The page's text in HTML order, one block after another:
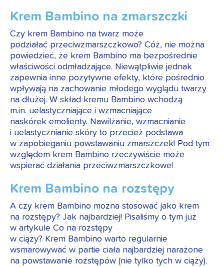
Krem Bambino na zmarszczki
Czy krem Bambino na twarz może
podziałać przeciwzmarszczkowo? Cóż, nie można
powiedzieć, że krem Bambino ma bezpośrednie
właściwości odmładzające. Niewątpliwie jednak
zapewnia inne pozytywne efekty, które pośrednio
wpływają na zachowanie młodego wyglądu twarzy
na dłużej. W skład kremu Bambino wchodzą
m.in. uelastyczniające i wzmacniające
naskórek emolienty. Nawilżanie, wzmacnianie
i uelastycznianie skóry to przecież podstawa
w zapobieganiu powstawaniu zmarszczek! Pod tym
względem krem Bambino rzeczywiście może
wspierać działania przeciwzmarszczkowe!
Krem Bambino na rozstępy
A czy krem Bambino można stosować jako krem
na rozstępy? Jak najbardziej! Pisaliśmy o tym już
w artykule Co na rozstępy
w ciąży? Krem Bambino warto regularnie
wsmarowywać w partie ciała najbardziej narażone
na powstawanie rozstępów (nie tylko tych w ciąży).